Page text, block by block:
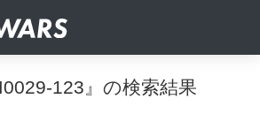
123』の検索結果